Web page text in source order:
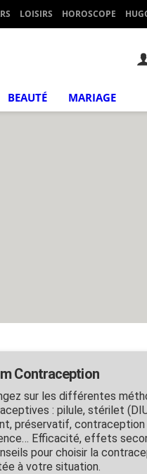
LOISIRS HOROSCOPE
BEAUTÉ MARIAGE
Contraception
sur les différentes
: pilule, stérilet
préservatif, contraception
Efficacité, effets
pour choisir la
à votre situation.